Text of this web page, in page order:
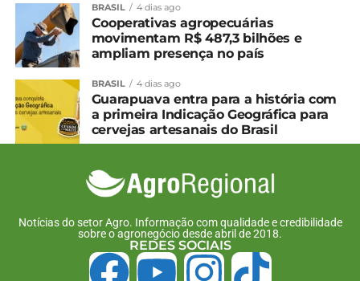
BRASIL 4 dias ago
Cooperativas agropecuárias
movimentam R$ 487,3 bilhões e
ampliam presença no país
BRASIL 4 dias ago
Guarapuava entra para a história com
a primeira Indicação Geográfica para
cervejas artesanais do Brasil
Notícias do setor Agro. Informação com qualidade e credibilidade
sobre o agronegócio desde abril de 2018.
REDES SOCIAIS